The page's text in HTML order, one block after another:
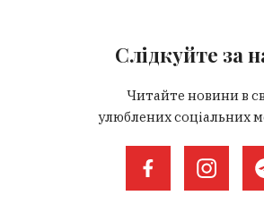
Слідкуйте за
Читайте новини в
улюблених соціальних